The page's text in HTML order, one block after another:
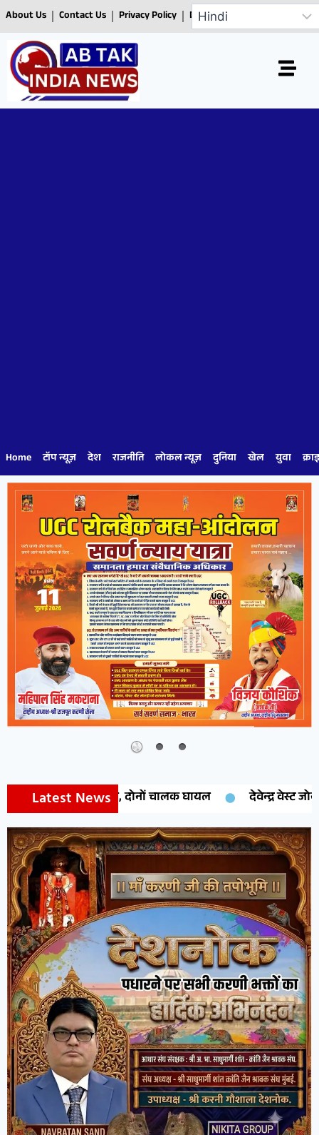
About Us Contact Us Privacy Policy Disclaimer
Home टॉप न्यूज़ देश राजनीति लोकल न्यूज़ दुनिया खेल युवा
Latest News
दोनों चालक घायल देवेन्द्र वेस्ट जोन प्रेसीडेंट